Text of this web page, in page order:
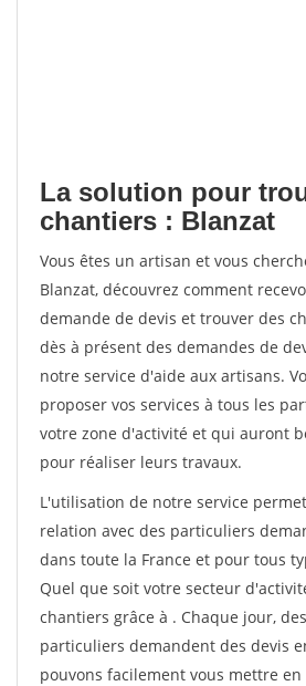
La solution pour
chantiers : Blanzat
Vous êtes un artisan et vous
Blanzat, découvrez comment
demande de devis et trouver des
dès à présent des demandes de
notre service d'aide aux artisans.
proposer vos services à tous les
votre zone d'activité et qui auront
pour réaliser leurs travaux.
L'utilisation de notre service
relation avec des particuliers
dans toute la France et pour tous
Quel que soit votre secteur
chantiers grâce à . Chaque jour,
particuliers demandent des devis
pouvons facilement vous mettre